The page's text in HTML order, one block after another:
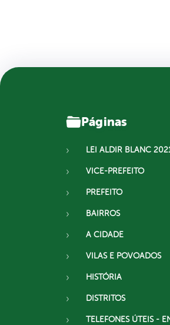
Páginas
LEI ALDIR BLANC
VICE-PREFEITO
PREFEITO
BAIRROS
A CIDADE
VILAS E POVOADOS
HISTÓRIA
DISTRITOS
TELEFONES ÚTEIS -